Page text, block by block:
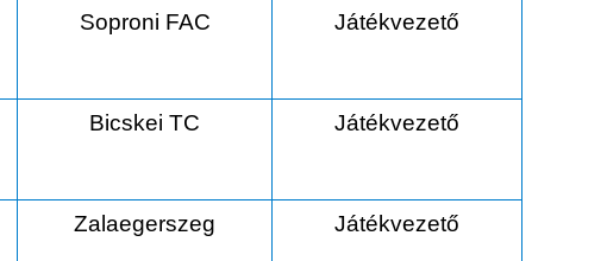
Soproni FAC Játékvezető
Bicskei TC Játékvezető
Zalaegerszeg Játékvezető